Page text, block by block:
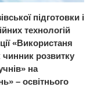
підготовки і
технологій
«Використаня
чинник розвитку
на
– освітнього